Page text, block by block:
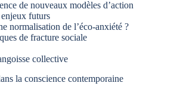
de nouveaux modèles d’action
futurs
normalisation de l’éco-anxiété ?
de fracture sociale
collective
la conscience contemporaine